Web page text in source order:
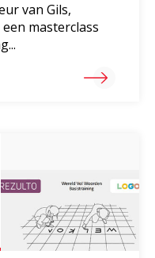
van Gils,
masterclass